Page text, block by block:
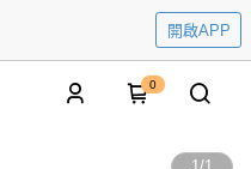
開啟APP
0